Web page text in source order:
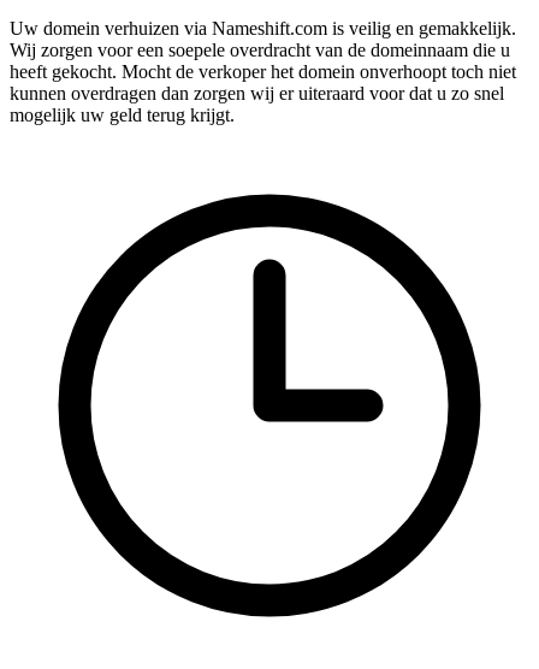
Uw domein verhuizen via Nameshift.com is veilig en gemakkelijk.
Wij zorgen voor een soepele overdracht van de domeinnaam die u
heeft gekocht. Mocht de verkoper het domein onverhoopt toch niet
kunnen overdragen dan zorgen wij er uiteraard voor dat u zo snel
mogelijk uw geld terug krijgt.